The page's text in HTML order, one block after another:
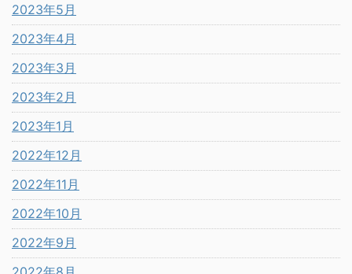
2023年5月
2023年4月
2023年3月
2023年2月
2023年1月
2022年12月
2022年11月
2022年10月
2022年9月